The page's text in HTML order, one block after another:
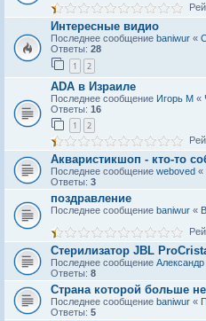
Интересные видио
Последнее сообщение baniwur «
Ответы: 28
1 2
ADA в Израиле
Последнее сообщение Игорь М «
Ответы: 16
1 2
Акваристикшоп - кто-то
Последнее сообщение weboved «
Ответы: 3
поздравление
Последнее сообщение baniwur «
Стерилизатор JBL
Последнее сообщение Александр
Ответы: 8
Страна которой больше
Последнее сообщение baniwur «
Ответы: 5